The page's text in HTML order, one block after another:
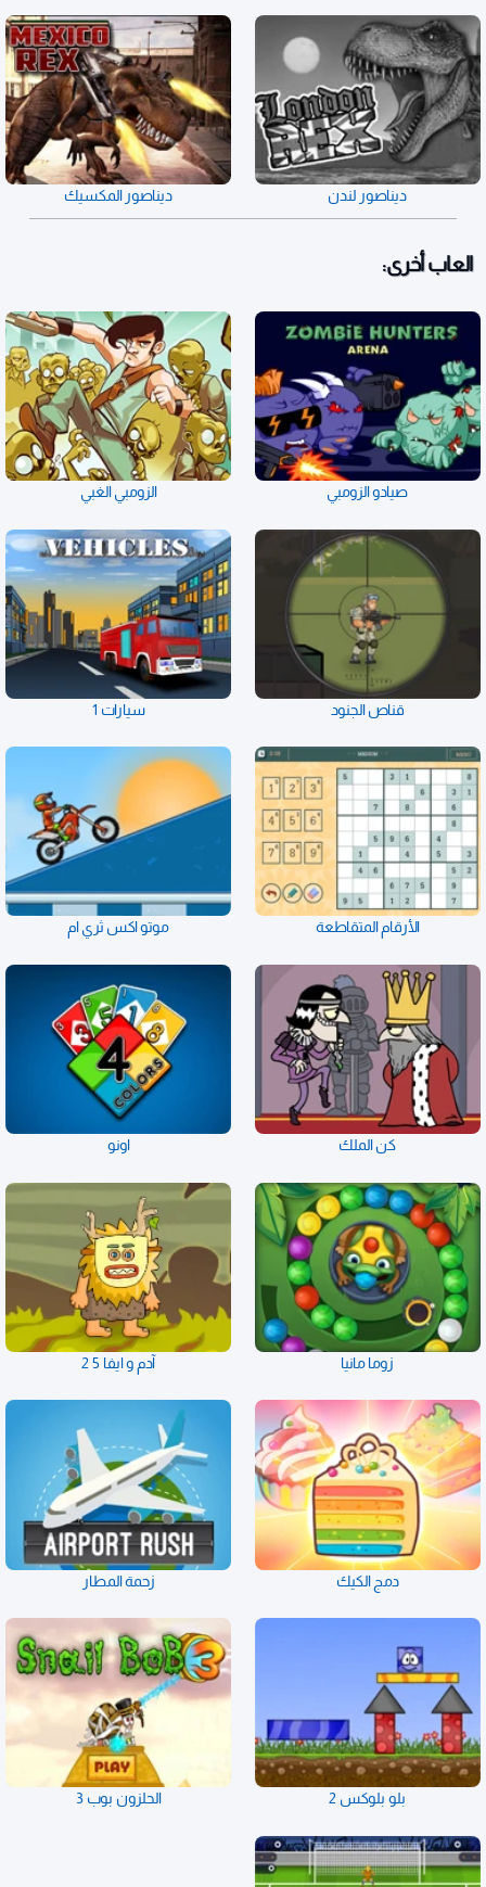
ديناصور لندن ديناصور المكسيك
العاب أخرى:
صيادو الزومبي الزومبي الغبي
قناص الجنود سيارات 1
الأرقام المتقاطعة موتو اكس ثري ام
كن الملك اونو
زوما مانيا آدم و ايفا 5 2
دمج الكيك زحمة المطار
بلو بلوكس 2 الحلزون بوب 3